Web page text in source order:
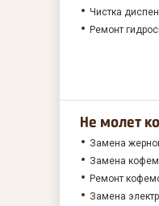
Чистка
Ремонт
Не молет
Замена
Замена
Ремонт
Замена